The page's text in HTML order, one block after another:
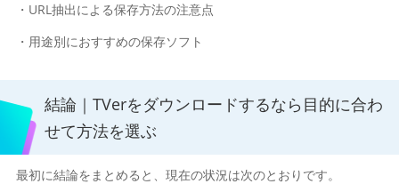
・URL抽出による保存方法の注意点
・用途別におすすめの保存ソフト
結論｜TVerをダウンロードするなら目的に合わ
せて方法を選ぶ
最初に結論をまとめると、現在の状況は次のとおりです。